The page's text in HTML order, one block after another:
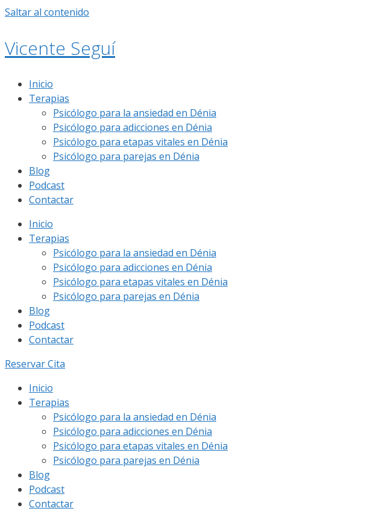
Saltar al contenido
Vicente Seguí
Inicio
Terapias
Psicólogo para la ansiedad en Dénia
Psicólogo para adicciones en Dénia
Psicólogo para etapas vitales en Dénia
Psicólogo para parejas en Dénia
Blog
Podcast
Contactar
Inicio
Terapias
Psicólogo para la ansiedad en Dénia
Psicólogo para adicciones en Dénia
Psicólogo para etapas vitales en Dénia
Psicólogo para parejas en Dénia
Blog
Podcast
Contactar
Reservar Cita
Inicio
Terapias
Psicólogo para la ansiedad en Dénia
Psicólogo para adicciones en Dénia
Psicólogo para etapas vitales en Dénia
Psicólogo para parejas en Dénia
Blog
Podcast
Contactar